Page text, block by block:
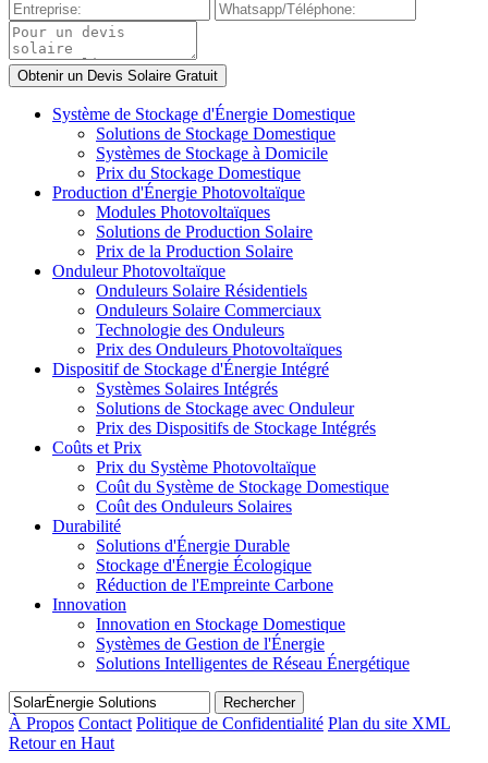
Système de Stockage d'Énergie Domestique
Solutions de Stockage Domestique
Systèmes de Stockage à Domicile
Prix du Stockage Domestique
Production d'Énergie Photovoltaïque
Modules Photovoltaïques
Solutions de Production Solaire
Prix de la Production Solaire
Onduleur Photovoltaïque
Onduleurs Solaire Résidentiels
Onduleurs Solaire Commerciaux
Technologie des Onduleurs
Prix des Onduleurs Photovoltaïques
Dispositif de Stockage d'Énergie Intégré
Systèmes Solaires Intégrés
Solutions de Stockage avec Onduleur
Prix des Dispositifs de Stockage Intégrés
Coûts et Prix
Prix du Système Photovoltaïque
Coût du Système de Stockage Domestique
Coût des Onduleurs Solaires
Durabilité
Solutions d'Énergie Durable
Stockage d'Énergie Écologique
Réduction de l'Empreinte Carbone
Innovation
Innovation en Stockage Domestique
Systèmes de Gestion de l'Énergie
Solutions Intelligentes de Réseau Énergétique
Rechercher
À Propos Contact Politique de Confidentialité Plan du site XML
Retour en Haut